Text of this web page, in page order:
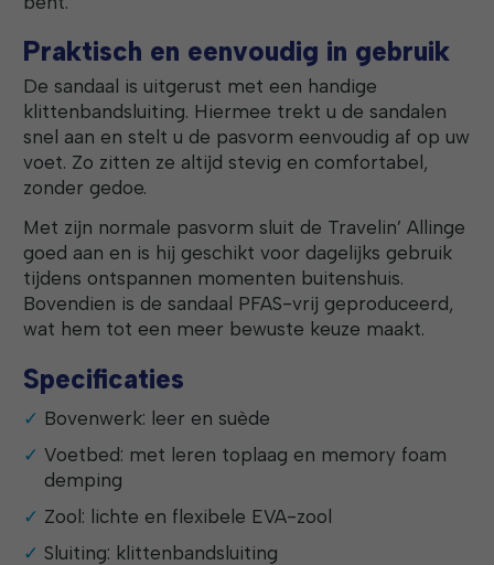
Praktisch en eenvoudig in gebruik
De sandaal is uitgerust met een handige
klittenbandsluiting. Hiermee trekt u de sandalen
snel aan en stelt u de pasvorm eenvoudig af op uw
voet. Zo zitten ze altijd stevig en comfortabel,
zonder gedoe.
Met zijn normale pasvorm sluit de Travelin’ Allinge
goed aan en is hij geschikt voor dagelijks gebruik
tijdens ontspannen momenten buitenshuis.
Bovendien is de sandaal PFAS-vrij geproduceerd,
wat hem tot een meer bewuste keuze maakt.
Specificaties
Bovenwerk: leer en suède
Voetbed: met leren toplaag en memory foam
demping
Zool: lichte en flexibele EVA-zool
Sluiting: klittenbandsluiting